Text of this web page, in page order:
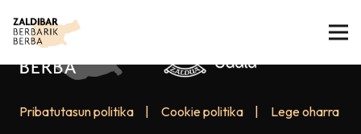
Pribatutasun politika Cookie politika Lege oharra